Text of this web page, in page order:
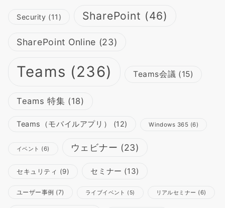
Security (11) SharePoint (46)
SharePoint Online (23)
Teams (236) Teams会議 (15)
Teams 特集 (18)
Teams（モバイルアプリ） (12) Windows 365 (6)
イベント (6) ウェビナー (23)
セキュリティ (9) セミナー (13)
ユーザー事例 (7) ライブイベント (5) リアルセミナー (6)